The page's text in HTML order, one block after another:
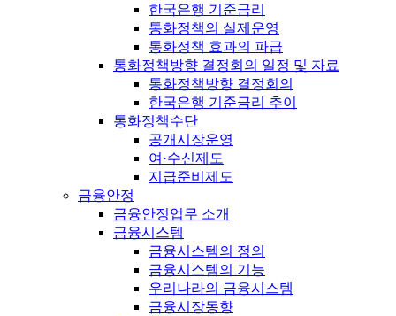
한국은행 기준금리
통화정책의 실제운영
통화정책 효과의 파급
통화정책방향 결정회의 일정 및 자료
통화정책방향 결정회의
한국은행 기준금리 추이
통화정책수단
공개시장운영
여·수신제도
지급준비제도
금융안정
금융안정업무 소개
금융시스템
금융시스템의 정의
금융시스템의 기능
우리나라의 금융시스템
금융시장동향